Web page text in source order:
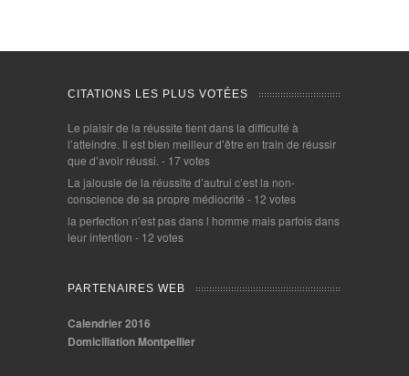
CITATIONS LES PLUS VOTÉES
Le plaisir de la réussite tient dans la difficulté à
l’atteindre. Il est bien meilleur d’être en train de réussir
que d’avoir réussi. - 17 votes
La jalousie de la réussite d’autrui c’est la non-
conscience de sa propre médiocrité - 12 votes
la perfection n’est pas dans l homme mais parfois dans
leur intention - 12 votes
PARTENAIRES WEB
Calendrier 2016
Domiciliation Montpellier